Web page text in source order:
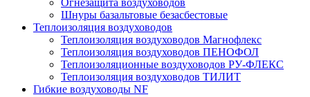
Огнезащита воздуховодов
Шнуры базальтовые безасбестовые
Теплоизоляция воздуховодов
Теплоизоляция воздуховодов Магнофлекс
Теплоизоляция воздуховодов ПЕНОФОЛ
Теплоизоляционные воздуховодов РУ-ФЛЕКС
Теплоизоляция воздуховодов ТИЛИТ
Гибкие воздуховоды NF